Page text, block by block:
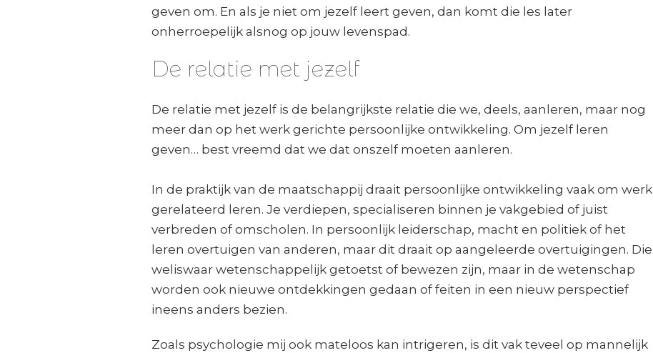
geven om. En als je niet om jezelf leert geven, dan komt die les later
onherroepelijk alsnog op jouw levenspad.
De relatie met jezelf
De relatie met jezelf is de belangrijkste relatie die we, deels, aanleren, maar nog
meer dan op het werk gerichte persoonlijke ontwikkeling. Om jezelf leren
geven… best vreemd dat we dat onszelf moeten aanleren.
In de praktijk van de maatschappij draait persoonlijke ontwikkeling vaak om werk
gerelateerd leren. Je verdiepen, specialiseren binnen je vakgebied of juist
verbreden of omscholen. In persoonlijk leiderschap, macht en politiek of het
leren overtuigen van anderen, maar dit draait op aangeleerde overtuigingen. Die
weliswaar wetenschappelijk getoetst of bewezen zijn, maar in de wetenschap
worden ook nieuwe ontdekkingen gedaan of feiten in een nieuw perspectief
ineens anders bezien.
Zoals psychologie mij ook mateloos kan intrigeren, is dit vak teveel op mannelijk